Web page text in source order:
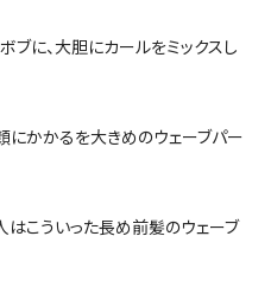
に、大胆にカールをミックスし
にかかるを大きめのウェーブパー
こういった長め前髪のウェーブ